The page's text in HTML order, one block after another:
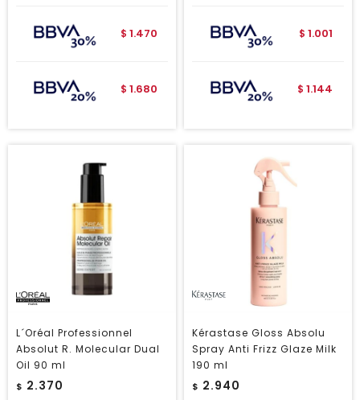
$ 1.470
$ 1.680
$ 1.001
$ 1.144
L´Oréal Professionnel
Absolut R. Molecular Dual
Oil 90 ml
$ 2.370
Kérastase Gloss Absolu
Spray Anti Frizz Glaze Milk
190 ml
$ 2.940